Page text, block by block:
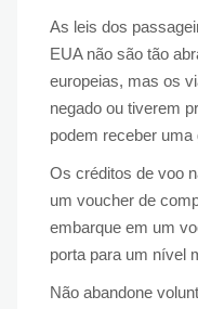
As leis dos
EUA não são tão
europeias, mas os
negado ou tiverem
podem receber uma
Os créditos de voo
um voucher de
embarque em um
porta para um nível
Não abandone